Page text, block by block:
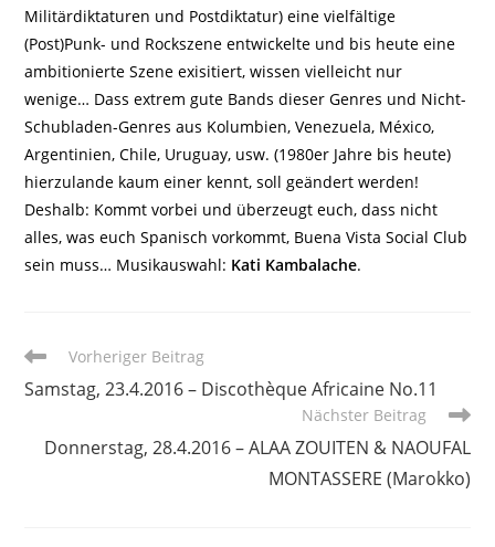
Militärdiktaturen und Postdiktatur) eine vielfältige
(Post)Punk- und Rockszene entwickelte und bis heute eine
ambitionierte Szene exisitiert, wissen vielleicht nur
wenige… Dass extrem gute Bands dieser Genres und Nicht-
Schubladen-Genres aus Kolumbien, Venezuela, México,
Argentinien, Chile, Uruguay, usw. (1980er Jahre bis heute)
hierzulande kaum einer kennt, soll geändert werden!
Deshalb: Kommt vorbei und überzeugt euch, dass nicht
alles, was euch Spanisch vorkommt, Buena Vista Social Club
sein muss… Musikauswahl: Kati Kambalache.
Weitere
ansehen
Vorheriger Beitrag
Samstag, 23.4.2016 – Discothèque Africaine No.11
Nächster Beitrag
Donnerstag, 28.4.2016 – ALAA ZOUITEN & NAOUFAL
MONTASSERE (Marokko)